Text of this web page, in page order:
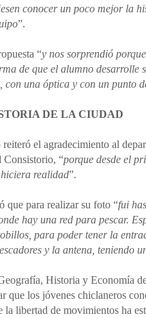
conocer un poco mejor la
”.
“y nos sorprendió
de que el alumno desarrolle
una óptica y con un punto
DE LA CIUDAD
el agradecimiento al
Consistorio, “porque desde el
realidad”.
que para realizar su foto “fui
hay una red para pescar.
para poder tener la
y la antena, teniendo
Historia y Economía
que los jóvenes chiclaneros
la libertad de movimientos ha